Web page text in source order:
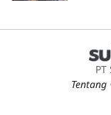
Tentang